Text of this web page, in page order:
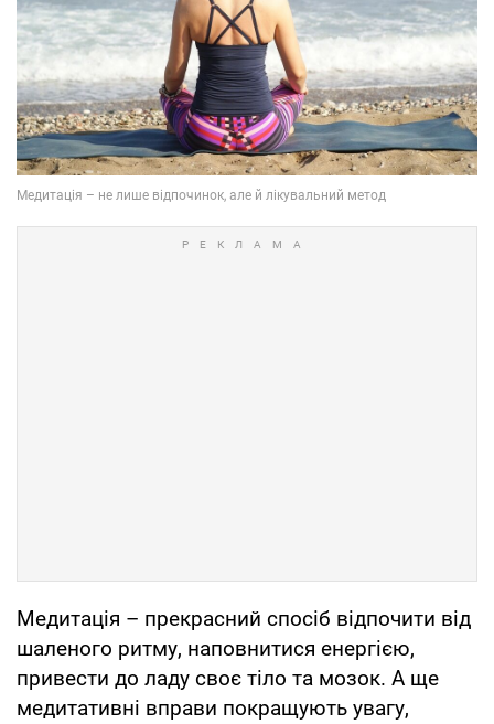
Медитація – прекрасний спосіб відпочити від
шаленого ритму, наповнитися енергією,
привести до ладу своє тіло та мозок. А ще
медитативні вправи покращують увагу,